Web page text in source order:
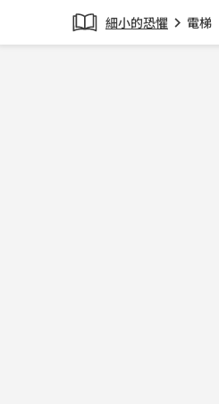
細小的恐懼 chevron_right 電梯